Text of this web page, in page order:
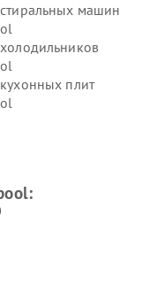
машин
плит